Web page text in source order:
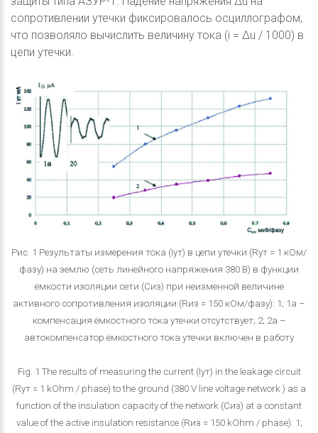
сопротивлении утечки фиксировалось осциллографом,
что позволяло вычислить величину тока (i = Δu / 1000) в
цепи утечки.
Рис. 1 Результаты измерения тока (Iут) в цепи утечки (Rут = 1 кОм/
фазу) на землю (сеть линейного напряжения 380 В) в функции
ёмкости изоляции сети (Сиз) при неизменной величине
активного сопротивления изоляции (Rиз = 150 кОм/фазу): 1; 1а –
компенсация ёмкостного тока утечки отсутствует; 2; 2а –
автокомпенсатор ёмкостного тока утечки включен в работу
Fig. 1 The results of measuring the current (Iут) in the leakage circuit
(Rут = 1 kOhm / phase) to the ground (380 V line voltage network ) as a
function of the insulation capacity of the network (Сиз) at a constant
value of the active insulation resistance (Rиз = 150 kOhm / phase): 1;